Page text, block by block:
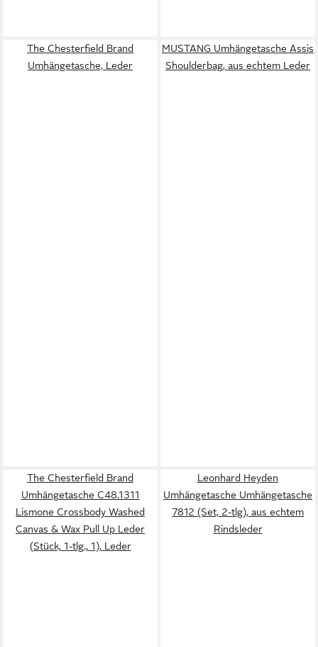
The Chesterfield Brand
Umhängetasche, Leder
MUSTANG Umhängetasche Assis
Shoulderbag, aus echtem Leder
The Chesterfield Brand
Umhängetasche C48.1311
Lismone Crossbody Washed
Canvas & Wax Pull Up Leder
(Stück, 1-tlg., 1), Leder
Leonhard Heyden
Umhängetasche Umhängetasche
7812 (Set, 2-tlg), aus echtem
Rindsleder